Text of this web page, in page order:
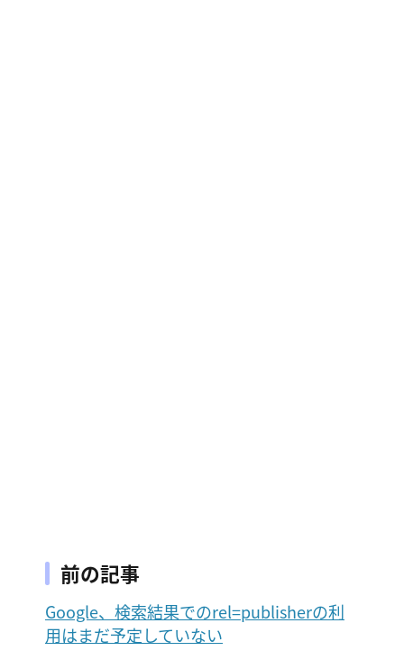
前の記事
Google、検索結果でのrel=publisherの利
用はまだ予定していない